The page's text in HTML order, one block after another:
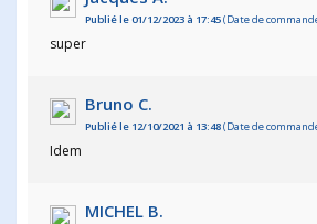
Publié le 01/12/2023 à 17:45(Date de
super
Bruno C.
Publié le 12/10/2021 à 13:48(Date de
Idem
MICHEL B.